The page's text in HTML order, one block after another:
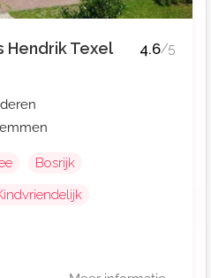
Hendrik Texel 4.6/5
Bosrijk